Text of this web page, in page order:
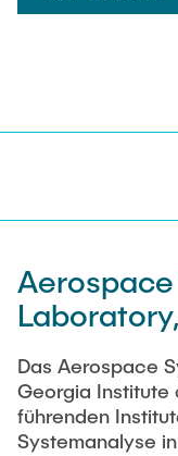
Das Aerospace
Georgia Institute
führenden
Systemanalyse